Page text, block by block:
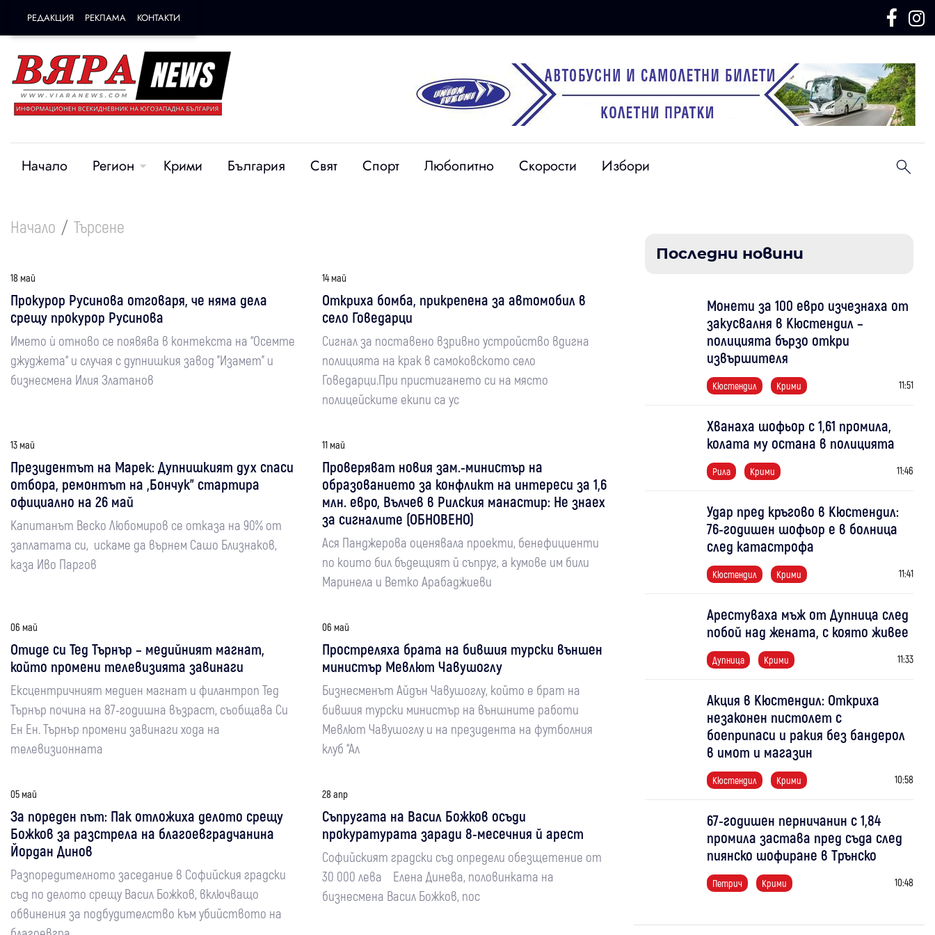
РЕДАКЦИЯ РЕКЛАМА КОНТАКТИ
Начало Регион Крими България Свят Спорт Любопитно Скорости Избори
Начало Търсене
18 май
Прокурор Русинова отговаря, че няма дела
срещу прокурор Русинова
Името ѝ отново се появява в контекста на “Осемте
джуджета“ и случая с дупнишкия завод "Изамет" и
бизнесмена Илия Златанов
14 май
Откриха бомба, прикрепена за автомобил в
село Говедарци
Сигнал за поставено взривно устройство вдигна
полицията на крак в самоковското село
Говедарци.При пристигането си на място
полицейските екипи са ус
13 май
Президентът на Марек: Дупнишкият дух спаси
отбора, ремонтът на „Бончук” стартира
официално на 26 май
Капитанът Веско Любомиров се отказа на 90% от
заплатата си, искаме да върнем Сашо Близнаков,
каза Иво Паргов
11 май
Проверяват новия зам.-министър на
образованието за конфликт на интереси за 1,6
млн. евро, Вълчев в Рилския манастир: Не знаех
за сигналите (ОБНОВЕНО)
Ася Панджерова оценявала проекти, бенефициенти
по които бил бъдещият й съпруг, а кумове им били
Маринела и Ветко Арабаджиеви
06 май
Отиде си Тед Търнър – медийният магнат,
който промени телевизията завинаги
Ексцентричният медиен магнат и филантроп Тед
Търнър почина на 87-годишна възраст, съобщава Си
Ен Ен. Търнър промени завинаги хода на
телевизионната
06 май
Простреляха брата на бившия турски външен
министър Мевлют Чавушоглу
Бизнесменът Айдън Чавушоглу, който е брат на
бившия турски министър на външните работи
Мевлют Чавушоглу и на президента на футболния
клуб “Ал
05 май
За пореден път: Пак отложиха делото срещу
Божков за разстрела на благоевградчанина
Йордан Динов
Разпоредителното заседание в Софийския градски
съд по делото срещу Васил Божков, включващо
обвинения за подбудителство към убийството на
28 апр
Съпругата на Васил Божков осъди
прокуратурата заради 8-месечния й арест
Софийският градски съд определи обезщетение от
30 000 лева Елена Динева, половинката на
бизнесмена Васил Божков, пос
Последни новини
Монети за 100 евро изчезнаха от
закусвалня в Кюстендил –
полицията бързо откри
извършителя
Кюстендил Крими 11:51
Хванаха шофьор с 1,61 промила,
колата му остана в полицията
Рила Крими 11:46
Удар пред кръгово в Кюстендил:
76-годишен шофьор е в болница
след катастрофа
Кюстендил Крими 11:41
Арестуваха мъж от Дупница след
побой над жената, с която живее
Дупница Крими 11:33
Акция в Кюстендил: Откриха
незаконен пистолет с
боеприпаси и ракия без бандерол
в имот и магазин
Кюстендил Крими 10:58
67-годишен перничанин с 1,84
промила застава пред съда след
пиянско шофиране в Трънско
Петрич Крими 10:48